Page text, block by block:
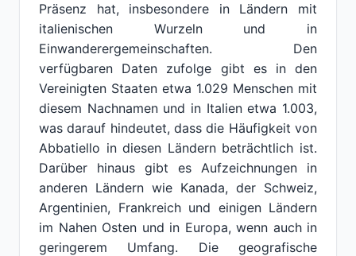
Präsenz hat, insbesondere in Ländern mit
italienischen Wurzeln und in
Einwanderergemeinschaften. Den
verfügbaren Daten zufolge gibt es in den
Vereinigten Staaten etwa 1.029 Menschen mit
diesem Nachnamen und in Italien etwa 1.003,
was darauf hindeutet, dass die Häufigkeit von
Abbatiello in diesen Ländern beträchtlich ist.
Darüber hinaus gibt es Aufzeichnungen in
anderen Ländern wie Kanada, der Schweiz,
Argentinien, Frankreich und einigen Ländern
im Nahen Osten und in Europa, wenn auch in
geringerem Umfang. Die geografische